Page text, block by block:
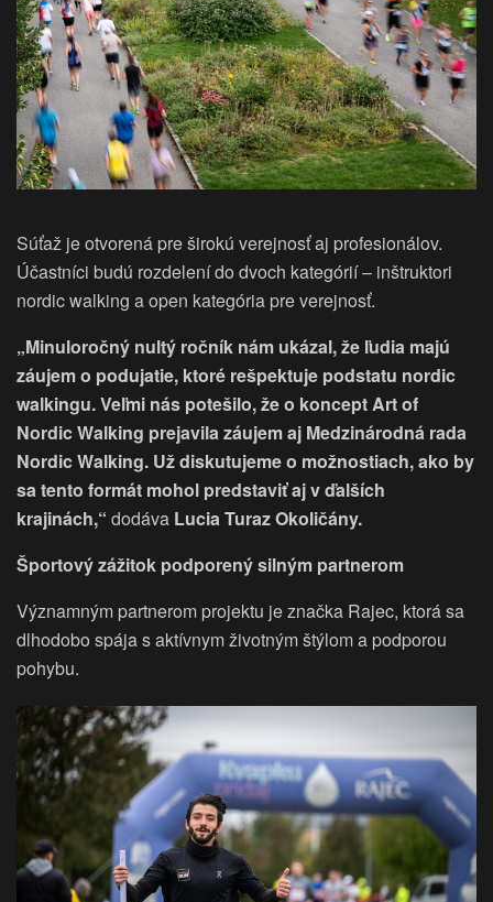
Súťaž je otvorená pre širokú verejnosť aj profesionálov.
Účastníci budú rozdelení do dvoch kategórií – inštruktori
nordic walking a open kategória pre verejnosť.
„Minuloročný nultý ročník nám ukázal, že ľudia majú
záujem o podujatie, ktoré rešpektuje podstatu nordic
walkingu. Veľmi nás potešilo, že o koncept Art of
Nordic Walking prejavila záujem aj Medzinárodná rada
Nordic Walking. Už diskutujeme o možnostiach, ako by
sa tento formát mohol predstaviť aj v ďalších
krajinách,“ dodáva Lucia Turaz Okoličány.
Športový zážitok podporený silným partnerom
Významným partnerom projektu je značka Rajec, ktorá sa
dlhodobo spája s aktívnym životným štýlom a podporou
pohybu.